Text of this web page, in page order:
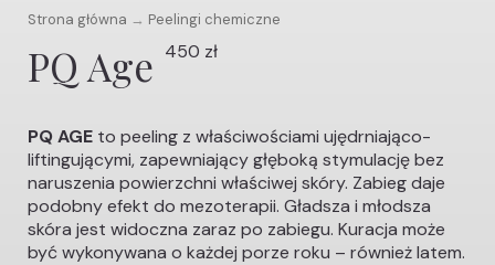
Strona główna → Peelingi chemiczne
PQ Age 450 zł
PQ AGE to peeling z właściwościami ujędrniająco-
liftingującymi, zapewniający głęboką stymulację bez
naruszenia powierzchni właściwej skóry. Zabieg daje
podobny efekt do mezoterapii. Gładsza i młodsza
skóra jest widoczna zaraz po zabiegu. Kuracja może
być wykonywana o każdej porze roku – również latem.